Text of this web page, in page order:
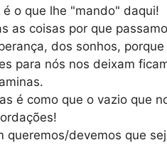
o que lhe "mando" daqui!
as coisas por que
dos sonhos,
para nós nos deixam
é como que o vazio que
queremos/devemos que